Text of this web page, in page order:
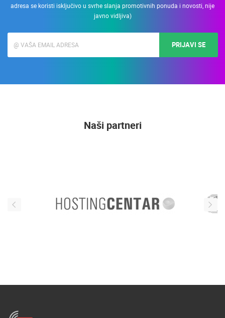
adresa se koristi isključivo u svrhe slanja promotivnih ponuda i novosti, nije
javno vidljiva)
PRIJAVI SE
Naši partneri